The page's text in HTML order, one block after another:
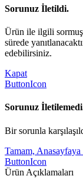
Sorunuz İletildi.
Ürün ile ilgili sormuş
sürede
edebilirsiniz.
Kapat
ButtonIcon
Sorunuz
Bir sorunla
Tamam,
ButtonIcon
Ürün Açıklamaları